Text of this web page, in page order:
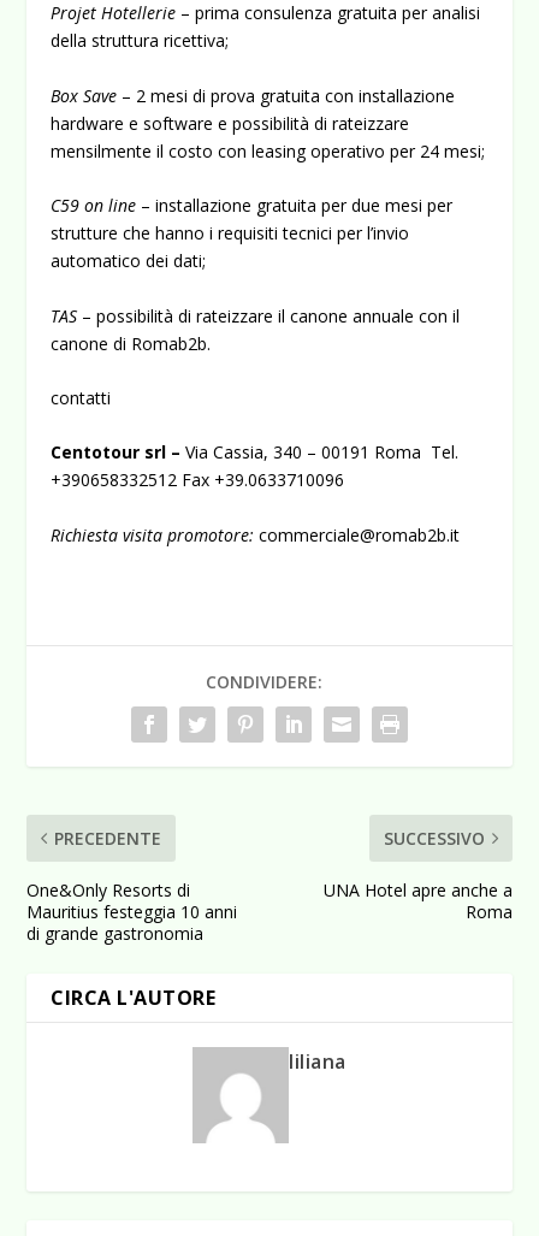
Projet Hotellerie – prima consulenza gratuita per analisi
della struttura ricettiva;
Box Save – 2 mesi di prova gratuita con installazione
hardwa­re e software e possibilità di rateizzare
mensilmente il costo con leasing operativo per 24 mesi;
C59 on line – installazione gratuita per due mesi per
strutture che hanno i requisiti tecnici per l’invio
automatico dei dati;
TAS – possibilità di rateizzare il canone annuale con il
canone di Romab2b.
contatti
Centotour srl – Via Cassia, 340 – 00191 Roma Tel.
+390658332512 Fax +39.0633710096
Richiesta visita promotore:commerciale@romab2b.it
CONDIVIDERE:
PRECEDENTE
One&Only Resorts di
Mauritius festeggia 10 anni
di grande gastronomia
SUCCESSIVO
UNA Hotel apre anche a
Roma
CIRCA L'AUTORE
liliana